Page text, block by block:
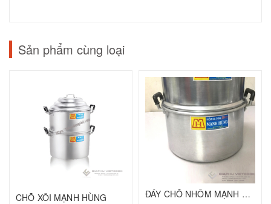
Sản phẩm cùng loại
CHÕ XÔI MẠNH HÙNG
ĐÁY CHÕ NHÔM MẠNH HÙNG